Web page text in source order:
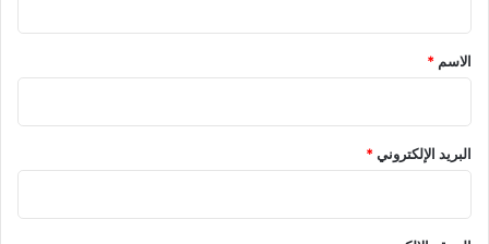
*
الاسم *
البريد الإلكتروني*